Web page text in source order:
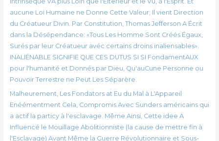
aucune Loi Humaine ne Donne Cette Valeur; Il vient Direction
du Créatueur Divin. Par Constitution, Thomas Jefferson A Écrit
dans la Désépendance: «Tous Les Homme Sont Créés Égaux,
Surés par leur Créatueur avéc certains droins inaliensables».
INALIÉNABLE SIGNIFIE QUE CES DUTUS SI SI FondamentAUX
pour l'humanité et Donnés par Dieu, Qu'auCune Personne ou
Pouvoir Terrestre ne Peut Les Séparère.
Malheurement, Les Fondators at Eu du Mal à L'Appareil
Enéémentment Cela, Compromis Avec Sunders américains qui
a actif la particy à l'esclavage. Même Ainsi, Cette idee A
Influencé le Mouillage Abolitionniste (la cause de mettre fin à
l'Esclavage) Avant Même la Guerre Révolutionnaire et Sous-